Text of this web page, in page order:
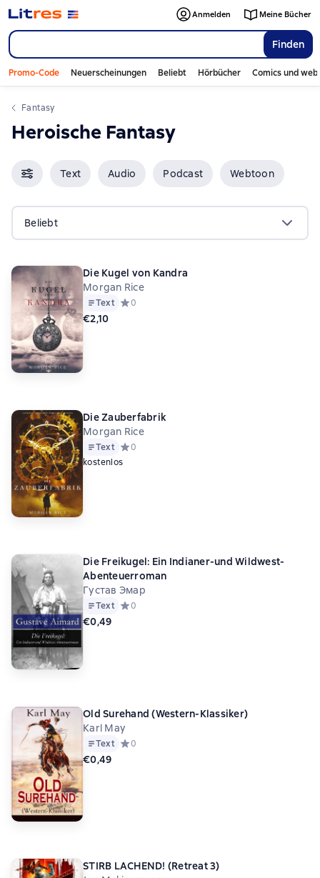
Finden
Anmelden Meine Bücher
Promo-Code Neuerscheinungen Beliebt Hörbücher Comics und
Fantasy
Heroische Fantasy
Text Audio Podcast Webtoon
Beliebt
Die Kugel von Kandra
Morgan Rice
Text Средний рейтинг 0 на основе 0 оценок
0
€2,10
Die Zauberfabrik
Morgan Rice
Text Средний рейтинг 0 на основе 0 оценок
0
kostenlos
Die Freikugel: Ein Indianer-und Wildwest-
Abenteuerroman
Густав Эмар
Text Средний рейтинг 0 на основе 0 оценок
0
€0,49
Old Surehand (Western-Klassiker)
Karl May
Text Средний рейтинг 0 на основе 0 оценок
0
€0,49
STIRB LACHEND! (Retreat 3)